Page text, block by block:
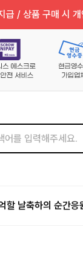
/ 상품 구매 시
할 날축하의 순간응